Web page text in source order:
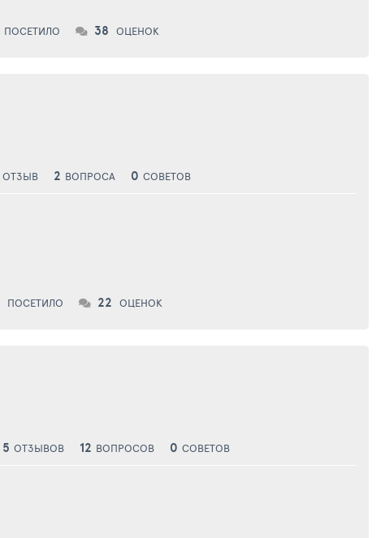
ПОСЕТИЛО 38 ОЦЕНОК
ОТЗЫВ 2 ВОПРОСА 0 СОВЕТОВ
ПОСЕТИЛО 22 ОЦЕНОК
5 ОТЗЫВОВ 12 ВОПРОСОВ 0 СОВЕТОВ